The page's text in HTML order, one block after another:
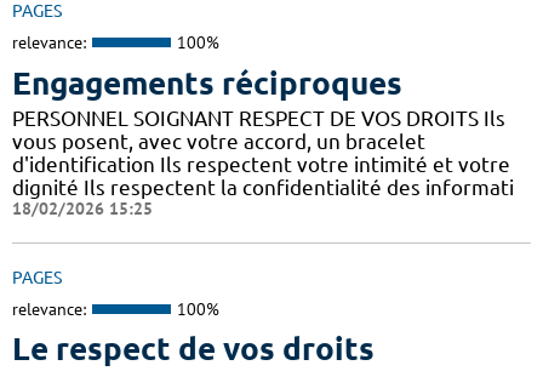
PAGES
relevance: 100%
Engagements réciproques
PERSONNEL SOIGNANT RESPECT DE VOS DROITS Ils
vous posent, avec votre accord, un bracelet
d'identification Ils respectent votre intimité et votre
dignité Ils respectent la confidentialité des informati
18/02/2026 15:25
PAGES
relevance: 100%
Le respect de vos droits